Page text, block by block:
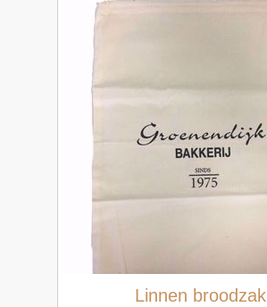
Linnen broodzak